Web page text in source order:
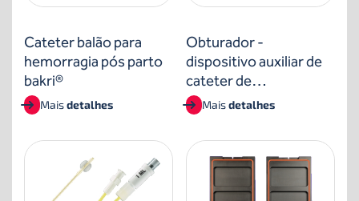
Cateter balão para
hemorragia pós parto
bakri®
Maisdetalhes
Obturador -
dispositivo auxiliar de
cateter de
transferência de
embriões
Maisdetalhes